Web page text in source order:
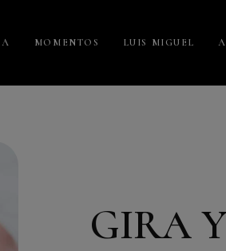
MOMENTOS LUIS MIGUEL
GIRA